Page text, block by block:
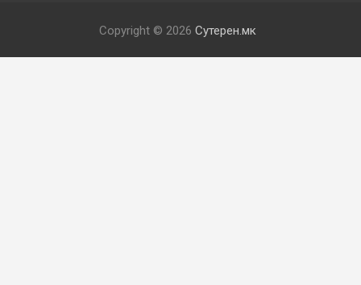
Copyright © 2026 Сутерен.мк